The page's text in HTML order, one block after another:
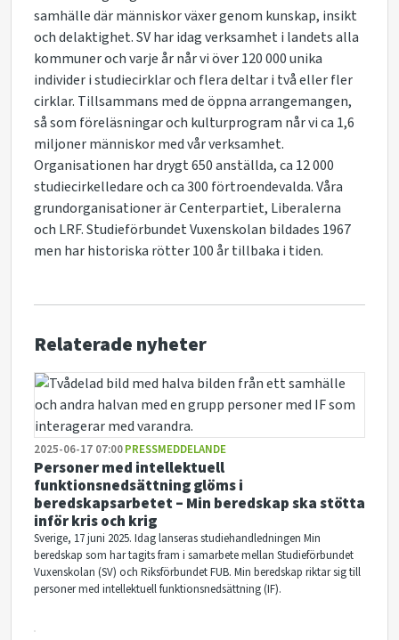
samhälle där människor växer genom kunskap, insikt
och delaktighet. SV har idag verksamhet i landets alla
kommuner och varje år når vi över 120 000 unika
individer i studiecirklar och flera deltar i två eller fler
cirklar. Tillsammans med de öppna arrangemangen,
så som föreläsningar och kulturprogram når vi ca 1,6
miljoner människor med vår verksamhet.
Organisationen har drygt 650 anställda, ca 12 000
studiecirkelledare och ca 300 förtroendevalda. Våra
grundorganisationer är Centerpartiet, Liberalerna
och LRF. Studieförbundet Vuxenskolan bildades 1967
men har historiska rötter 100 år tillbaka i tiden.
Relaterade nyheter
2025-06-17 07:00PRESSMEDDELANDE
Personer med intellektuell
funktionsnedsättning glöms i
beredskapsarbetet – Min beredskap ska stötta
inför kris och krig
Sverige, 17 juni 2025. Idag lanseras studiehandledningen Min
beredskap som har tagits fram i samarbete mellan Studieförbundet
Vuxenskolan (SV) och Riksförbundet FUB. Min beredskap riktar sig till
personer med intellektuell funktionsnedsättning (IF).